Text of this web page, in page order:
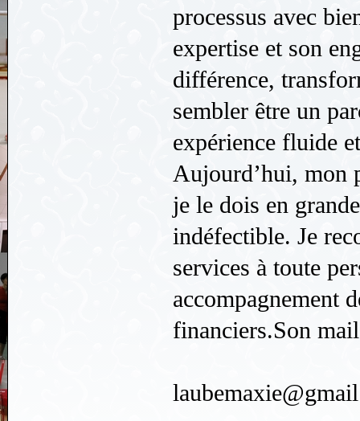
processus avec
expertise et son
différence,
sembler être un
expérience fluide
Aujourd’hui, mon
je le dois en
indéfectible. Je
services à toute
accompagnement
financiers.Son